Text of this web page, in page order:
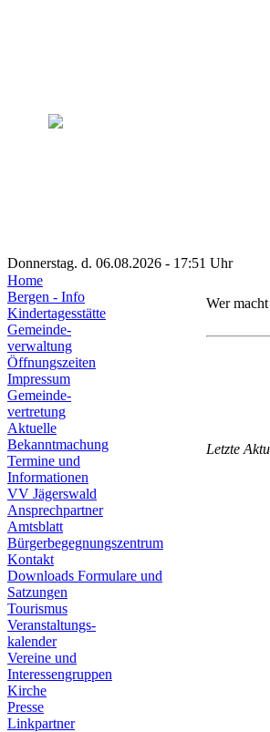
Donnerstag. d. 06.08.2026 - 17:51 Uhr
Home
Bergen - Info
Kindertagesstätte
Gemeinde-
verwaltung
Öffnungszeiten
Impressum
Gemeinde-
vertretung
Aktuelle
Bekanntmachung
Termine und
Informationen
VV Jägerswald
Ansprechpartner
Amtsblatt
Bürgerbegegnungszentrum
Kontakt
Downloads Formulare und
Satzungen
Tourismus
Veranstaltungs-
kalender
Vereine und
Interessen­gruppen
Kirche
Presse
Linkpartner
Wer
Letzte